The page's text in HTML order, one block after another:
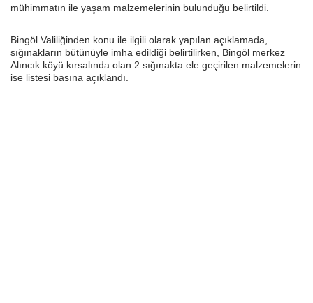
mühimmatın ile yaşam malzemelerinin bulunduğu belirtildi.
Bingöl Valiliğinden konu ile ilgili olarak yapılan açıklamada,
sığınakların bütünüyle imha edildiği belirtilirken, Bingöl merkez
Alıncık köyü kırsalında olan 2 sığınakta ele geçirilen malzemelerin
ise listesi basına açıklandı.